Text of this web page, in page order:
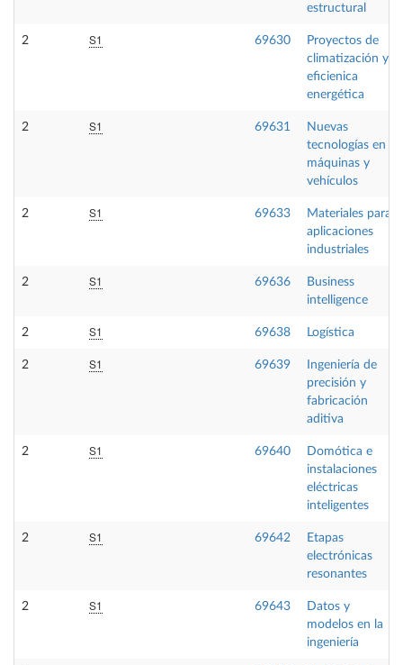
estructural
2 S1 69630
Proyectos de
climatización y
eficienica
energética
2 S1 69631
Nuevas
tecnologías en
máquinas y
vehículos
2 S1 69633
Materiales para
aplicaciones
industriales
2 S1 69636
Business
intelligence
2 S1 69638 Logística
2 S1 69639
Ingeniería de
precisión y
fabricación
aditiva
2 S1 69640
Domótica e
instalaciones
eléctricas
inteligentes
2 S1 69642
Etapas
electrónicas
resonantes
2 S1 69643
Datos y
modelos en la
ingeniería